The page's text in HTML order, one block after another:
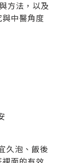
方法，以及
中醫角度
久泡、飯後